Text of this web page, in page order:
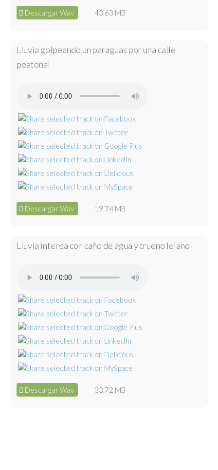
Descargar Wav 43.63 MB
Lluvia golpeando un paraguas por una calle
peatonal
Descargar Wav 19.74 MB
Lluvia intensa con caño de agua y trueno lejano
Descargar Wav 33.72 MB